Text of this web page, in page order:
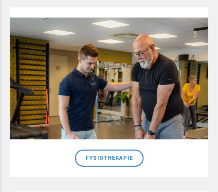
FYSIOTHERAPIE